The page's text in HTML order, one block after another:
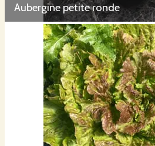
Aubergine petite ronde